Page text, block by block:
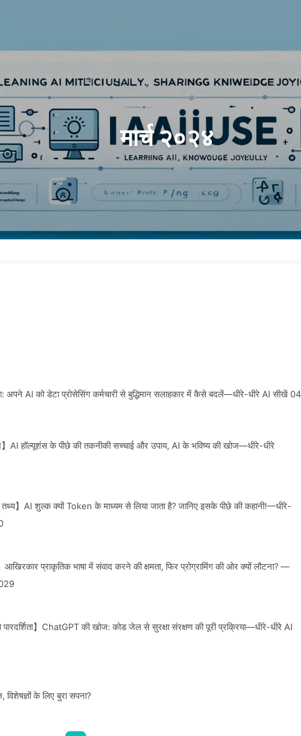
मार्च २०२४
अपने AI को डेटा प्रोसेसिंग कर्मचारी से बुद्धिमान सलाहकार में कैसे बदलें—धीरे-धीरे AI सीखें
】AI हॉल्यूशंस के पीछे की तकनीकी सच्चाई और उपाय, AI के भविष्य की खोज—धीरे-धीरे
】AI शुल्क क्यों Token के माध्यम से लिया जाता है? जानिए इसके पीछे की कहानी!—धीरे-
आखिरकार प्राकृतिक भाषा में संवाद करने की क्षमता, फिर प्रोग्रामिंग की ओर क्यों लौटना? —
पारदर्शिता】ChatGPT की खोज: कोड जेल से सुरक्षा संरक्षण की पूरी प्रक्रिया—धीरे-धीरे AI
विशेषज्ञों के लिए बुरा सपना?